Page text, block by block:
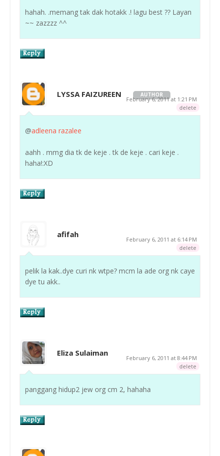
hahah. .memang tak dak hotakk .! lagu best ?? Layan
~~ zazzzz ^^
LYSSA FAIZUREEN AUTHOR
February 6, 2011 at 1:21 PM
delete
@adleena razalee
aahh . mmg dia tk de keje . tk de keje . cari keje .
haha!:XD
afifah
February 6, 2011 at 6:14 PM
delete
pelik la kak..dye curi nk wtpe? mcm la ade org nk caye
dye tu akk..
Eliza Sulaiman
February 6, 2011 at 8:44 PM
delete
panggang hidup2 jew org cm 2, hahaha